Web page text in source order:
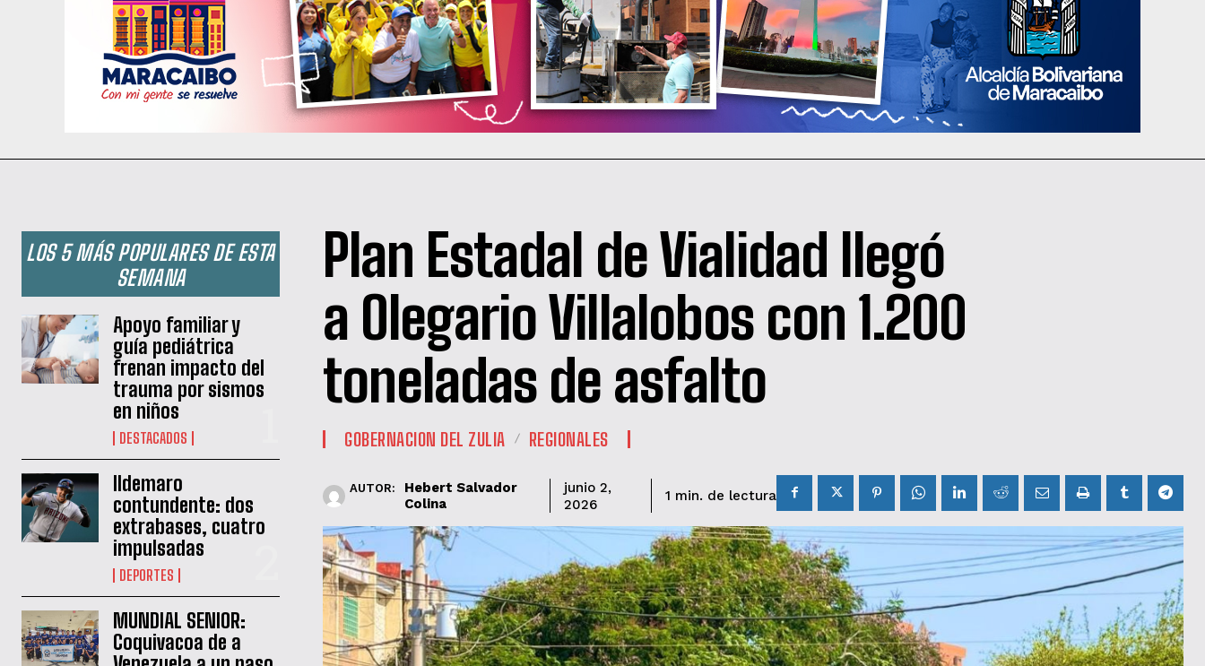
LOS 5 MÁS POPULARES DE ESTA
SEMANA
Apoyo familiar y
guía pediátrica
frenan impacto del
trauma por sismos
en niños
DESTACADOS
Ildemaro
contundente: dos
extrabases, cuatro
impulsadas
DEPORTES
MUNDIAL SENIOR:
Coquivacoa de a
Plan Estadal de Vialidad llegó
a Olegario Villalobos con 1.200
toneladas de asfalto
GOBERNACION DEL ZULIA REGIONALES
AUTOR:
Hebert Salvador
Colina
junio 2,
2026
1 min. de lectura